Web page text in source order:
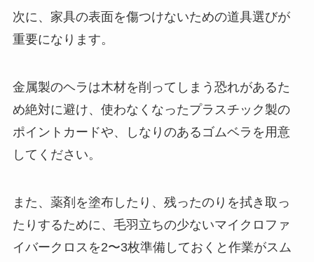
次に、家具の表面を傷つけないための道具選びが
重要になります。
金属製のヘラは木材を削ってしまう恐れがあるた
め絶対に避け、使わなくなったプラスチック製の
ポイントカードや、しなりのあるゴムベラを用意
してください。
また、薬剤を塗布したり、残ったのりを拭き取っ
たりするために、毛羽立ちの少ないマイクロファ
イバークロスを2〜3枚準備しておくと作業がスム